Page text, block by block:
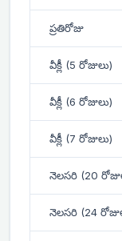
ప్రతిరోజు
వీక్లీ (5 రోజులు)
వీక్లీ (6 రోజులు)
వీక్లీ (7 రోజులు)
నెలసరి (20
నెలసరి (24